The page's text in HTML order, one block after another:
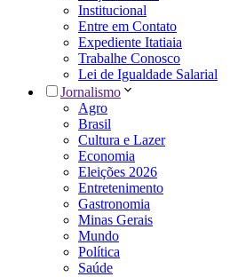
Institucional
Entre em Contato
Expediente Itatiaia
Trabalhe Conosco
Lei de Igualdade Salarial
Jornalismo
Agro
Brasil
Cultura e Lazer
Economia
Eleições 2026
Entretenimento
Gastronomia
Minas Gerais
Mundo
Política
Saúde